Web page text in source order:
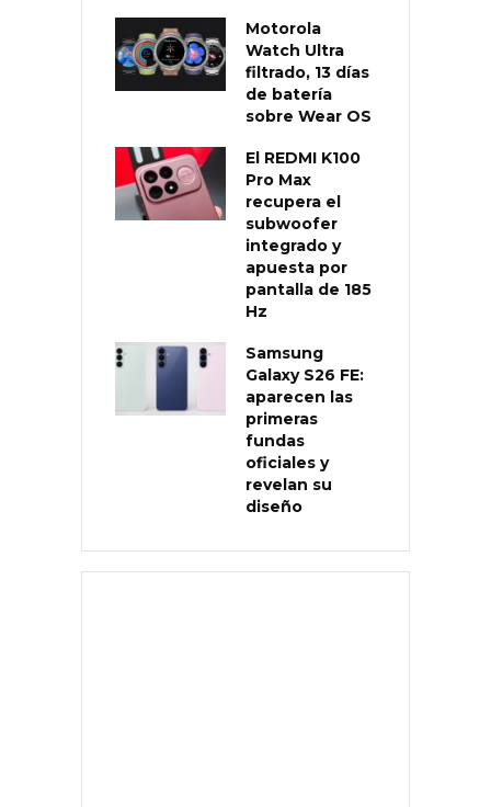
Motorola
Watch Ultra
filtrado, 13 días
de batería
sobre Wear OS
El REDMI K100
Pro Max
recupera el
subwoofer
integrado y
apuesta por
pantalla de 185
Hz
Samsung
Galaxy S26 FE:
aparecen las
primeras
fundas
oficiales y
revelan su
diseño